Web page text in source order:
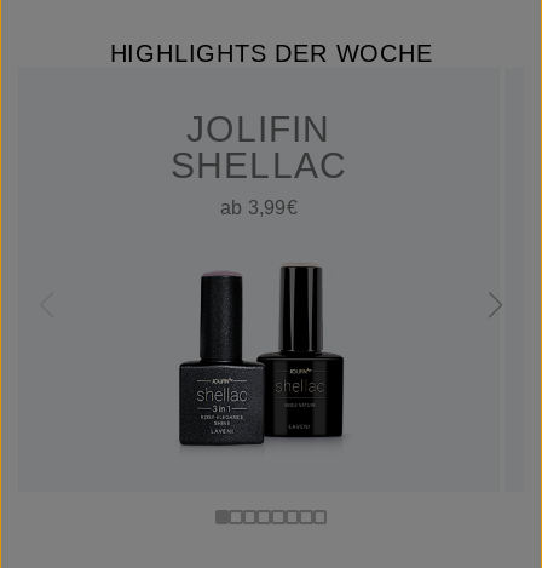
HIGHLIGHTS DER WOCHE
JOLIFIN
SHELLAC
ab 3,99€